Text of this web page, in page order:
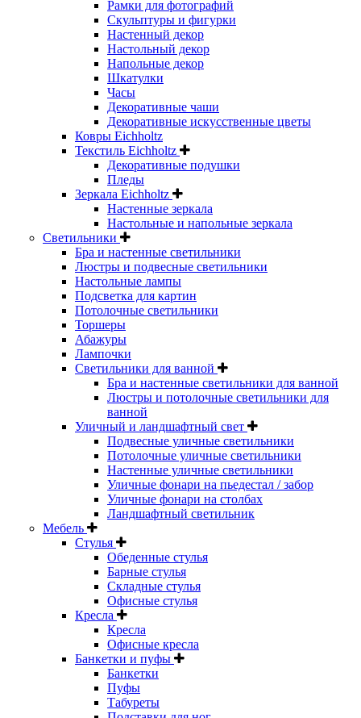
Рамки для фотографий
Скульптуры и фигурки
Настенный декор
Настольный декор
Напольные декор
Шкатулки
Часы
Декоративные чаши
Декоративные искусственные цветы
Ковры Eichholtz
Текстиль Eichholtz
Декоративные подушки
Пледы
Зеркала Eichholtz
Настенные зеркала
Настольные и напольные зеркала
Светильники
Бра и настенные светильники
Люстры и подвесные светильники
Настольные лампы
Подсветка для картин
Потолочные светильники
Торшеры
Абажуры
Лампочки
Светильники для ванной
Бра и настенные светильники для ванной
Люстры и потолочные светильники для
ванной
Уличный и ландшафтный свет
Подвесные уличные светильники
Потолочные уличные светильники
Настенные уличные светильники
Уличные фонари на пьедестал / забор
Уличные фонари на столбах
Ландшафтный светильник
Мебель
Стулья
Обеденные стулья
Барные стулья
Складные стулья
Офисные стулья
Кресла
Кресла
Офисные кресла
Банкетки и пуфы
Банкетки
Пуфы
Табуреты